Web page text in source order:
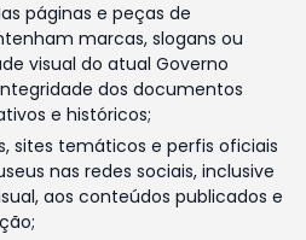
páginas e peças de
marcas, slogans ou
visual do atual Governo
dos documentos
e históricos;
sites temáticos e perfis oficiais
nas redes sociais, inclusive
aos conteúdos publicados e